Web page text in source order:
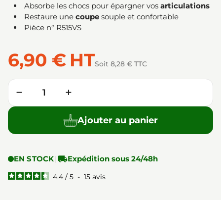
Absorbe les chocs pour épargner vos articulations
Restaure une coupe souple et confortable
Pièce n° R515VS
6,90 € HTSoit 8,28 € TTC
Quantité
− +
Ajouter au panier
EN STOCK |Expédition sous 24/48h
4.4 / 5 - 15 avis